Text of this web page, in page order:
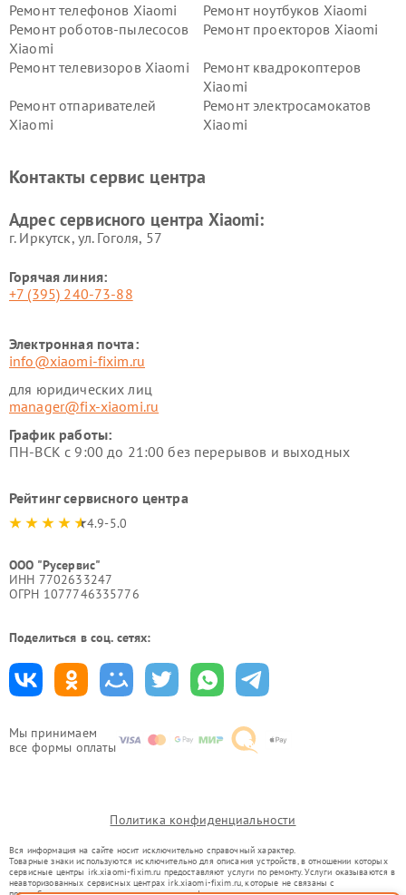
Мы принимаем
все формы оплаты
Ремонт телефонов Xiaomi
Ремонт ноутбуков Xiaomi
Ремонт роботов-пылесосов
Xiaomi
Ремонт проекторов Xiaomi
Ремонт телевизоров Xiaomi
Ремонт квадрокоптеров
Xiaomi
Ремонт отпаривателей
Xiaomi
Ремонт электросамокатов
Xiaomi
Ремонт стиральных машин
Ремонт смарт-часов Xiaomi
Контакты сервис центра
Адрес сервисного центра Xiaomi:
г. Иркутск, ул. ​Гоголя, 57
Горячая линия:
+7 (395) 240-73-88
Электронная почта:
info@xiaomi-fixim.ru
для юридических лиц
manager@fix-xiaomi.ru
График работы:
ПН-ВСК с 9:00 до 21:00 без перерывов и выходных
Рейтинг сервисного центра
4.9-5.0
ООО "Русервис"
ИНН 7702633247
ОГРН 1077746335776
Поделиться в соц. сетях:
Политика конфиденциальности
Вся информация на сайте носит исключительно справочный характер.
Товарные знаки используются исключительно для описания устройств, в отношении которых
сервисные центры irk.xiaomi-fixim.ru предоставляют услуги по ремонту. Услуги оказываются в
неавторизованных сервисных центрах irk.xiaomi-fixim.ru, которые не связаны с